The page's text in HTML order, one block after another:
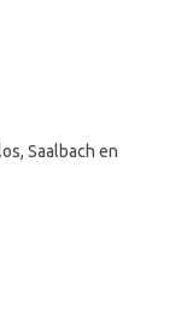
Saalbach en